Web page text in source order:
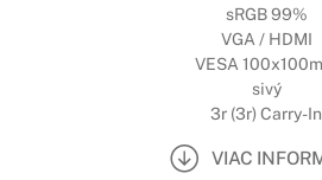
sRGB 99%
VGA / HDMI
VESA
sivý
3r (3r) Carry-In
VIAC